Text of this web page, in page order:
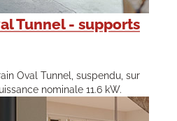
Tunnel - supports
Oval Tunnel, suspendu, sur
nominale 11.6 kW.